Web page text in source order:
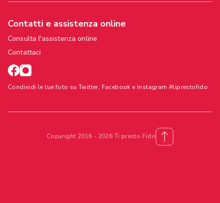
Contatti e assistenza online
Consulta l'assistenza online
Contattaci
Condividi le tue foto su Twitter, Facebook e Instagram #tiprestofido
Copyright 2016 - 2026 Ti presto Fido